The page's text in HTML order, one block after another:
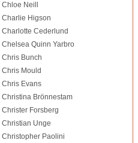
Chloe Neill
Charlie Higson
Charlotte Cederlund
Chelsea Quinn Yarbro
Chris Bunch
Chris Mould
Chris Evans
Christina Brönnestam
Christer Forsberg
Christian Unge
Christopher Paolini